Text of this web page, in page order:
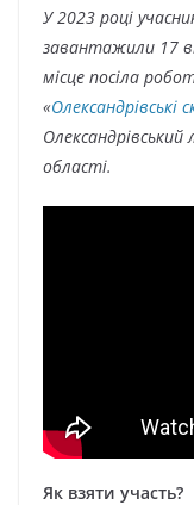
У 2023 році
завантажили 17
місце посіла
«Олександрівські
області.
Як взяти участь?